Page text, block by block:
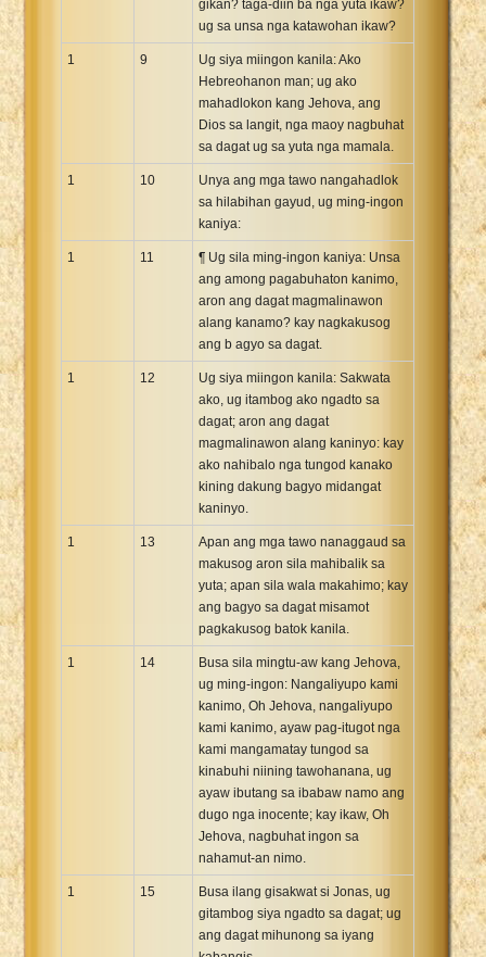
gikan? taga-diin ba nga yuta ikaw?
ug sa unsa nga katawohan ikaw?
1 9
Ug siya miingon kanila: Ako
Hebreohanon man; ug ako
mahadlokon kang Jehova, ang
Dios sa langit, nga maoy nagbuhat
sa dagat ug sa yuta nga mamala.
1 10
Unya ang mga tawo nangahadlok
sa hilabihan gayud, ug ming-ingon
kaniya:
1 11
¶ Ug sila ming-ingon kaniya: Unsa
ang among pagabuhaton kanimo,
aron ang dagat magmalinawon
alang kanamo? kay nagkakusog
ang b agyo sa dagat.
1 12
Ug siya miingon kanila: Sakwata
ako, ug itambog ako ngadto sa
dagat; aron ang dagat
magmalinawon alang kaninyo: kay
ako nahibalo nga tungod kanako
kining dakung bagyo midangat
kaninyo.
1 13
Apan ang mga tawo nanaggaud sa
makusog aron sila mahibalik sa
yuta; apan sila wala makahimo; kay
ang bagyo sa dagat misamot
pagkakusog batok kanila.
1 14
Busa sila mingtu-aw kang Jehova,
ug ming-ingon: Nangaliyupo kami
kanimo, Oh Jehova, nangaliyupo
kami kanimo, ayaw pag-itugot nga
kami mangamatay tungod sa
kinabuhi niining tawohanana, ug
ayaw ibutang sa ibabaw namo ang
dugo nga inocente; kay ikaw, Oh
Jehova, nagbuhat ingon sa
nahamut-an nimo.
1 15
Busa ilang gisakwat si Jonas, ug
gitambog siya ngadto sa dagat; ug
ang dagat mihunong sa iyang